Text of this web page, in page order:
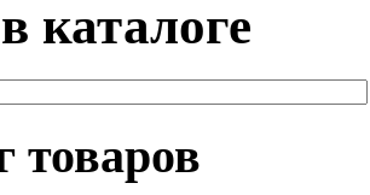
каталоге
товаров